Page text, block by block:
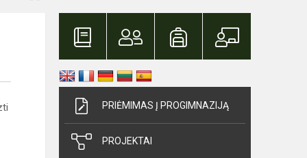
PRIĖMIMAS Į PROGIMNAZIJĄ
PROJEKTAI